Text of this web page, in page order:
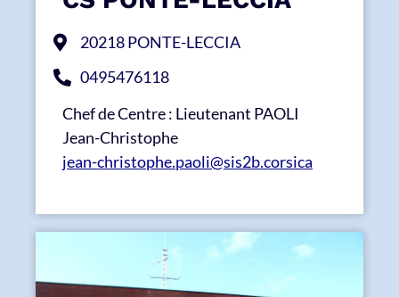
20218 PONTE-LECCIA
0495476118
Chef de Centre : Lieutenant PAOLI
Jean-Christophe
jean-christophe.paoli@sis2b.corsica